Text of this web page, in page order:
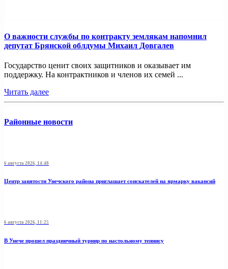
О важности службы по контракту землякам напомнил
депутат Брянской облдумы Михаил Довгалев
Государство ценит своих защитников и оказывает им
поддержку. На контрактников и членов их семей ...
Читать далее
Районные новости
6 августа 2026, 14:48
Центр занятости Унечского района приглашает соискателей на ярмарку вакансий
6 августа 2026, 11:25
В Унече прошел праздничный турнир по настольному теннису